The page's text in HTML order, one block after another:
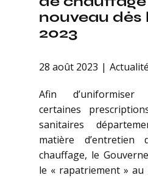
nouveau dès
2023
28 août 2023
Afin d’uniformiser
certaines
sanitaires
matière d’entretien
chauffage, le
le « rapatriement » au